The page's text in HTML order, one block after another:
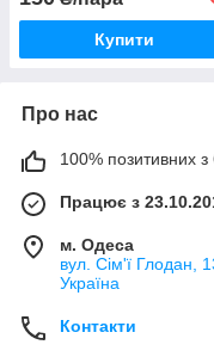
Купити
Про нас
100% позитивних з
Працює з
м. Одеса
вул. Сім'ї Глодан,
Україна
Контакти